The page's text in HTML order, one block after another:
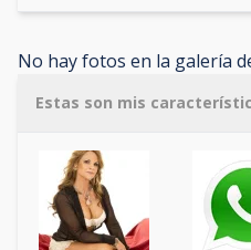
No hay fotos en la galería
Estas son mis